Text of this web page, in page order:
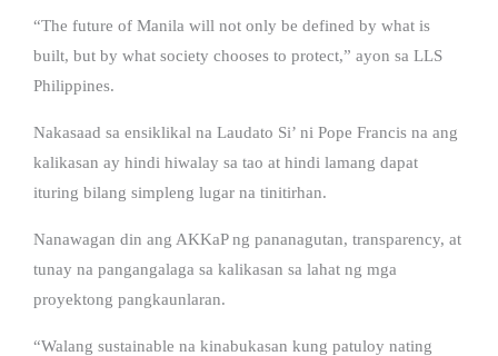
“The future of Manila will not only be defined by what is
built, but by what society chooses to protect,” ayon sa LLS
Philippines.
Nakasaad sa ensiklikal na Laudato Si’ ni Pope Francis na ang
kalikasan ay hindi hiwalay sa tao at hindi lamang dapat
ituring bilang simpleng lugar na tinitirhan.
Nanawagan din ang AKKaP ng pananagutan, transparency, at
tunay na pangangalaga sa kalikasan sa lahat ng mga
proyektong pangkaunlaran.
“Walang sustainable na kinabukasan kung patuloy nating